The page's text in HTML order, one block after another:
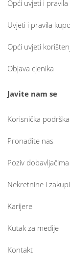
Opći uvjeti i
Uvjeti i pravila
Opći uvjeti
Objava cjenika
Javite nam se
Korisnička podrška
Pronađite nas
Poziv dobavljačima
Nekretnine i zakupi
Karijere
Kutak za medije
Kontakt